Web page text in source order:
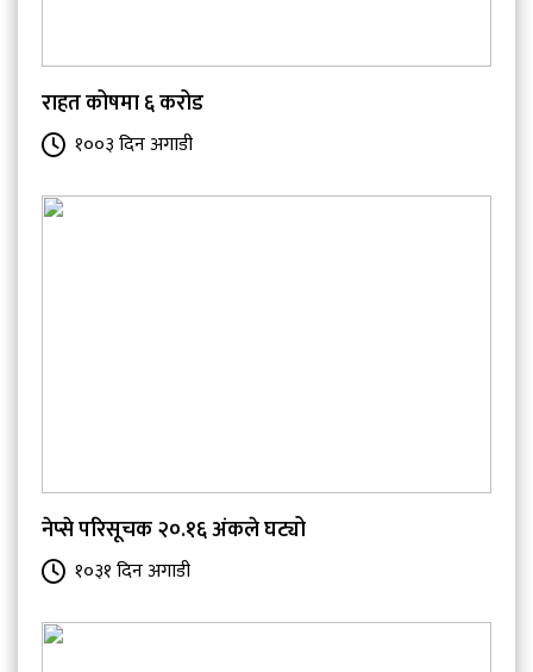
राहत कोषमा ६ करोड
१००३ दिन अगाडी
नेप्से परिसूचक २०.१६ अंकले घट्यो
१०३१ दिन अगाडी